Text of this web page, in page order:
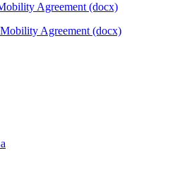
Agreement (docx)
Agreement (docx)